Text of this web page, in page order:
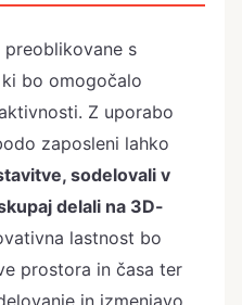
s
bo omogočalo
Z uporabo
zaposleni lahko
sodelovali v
delali na 3D-
lastnost bo
prostora in časa ter